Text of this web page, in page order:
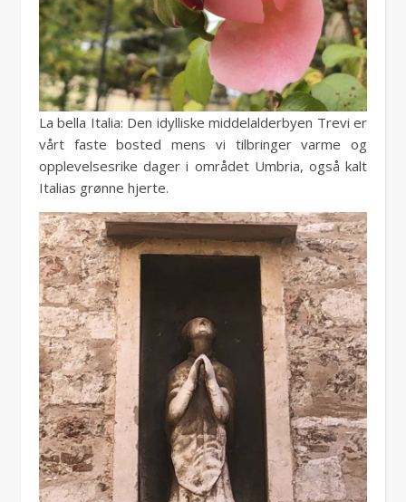
La bella Italia: Den idylliske middelalderbyen Trevi er
vårt faste bosted mens vi tilbringer varme og
opplevelsesrike dager i området Umbria, også kalt
Italias grønne hjerte.